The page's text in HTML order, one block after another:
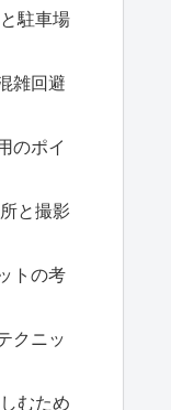
駐車場
雑回避
のポイ
と撮影
トの考
クニッ
むため